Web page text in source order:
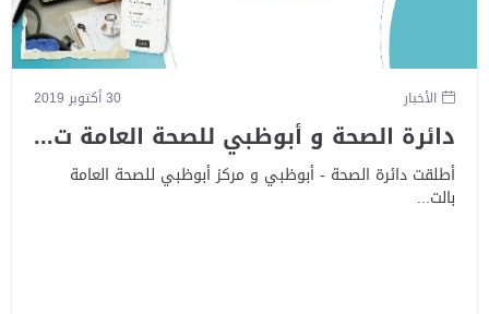
الأخبار 30 أكتوبر 2019
دائرة الصحة و أبوظبي للصحة العامة ت...
أطلقت دائرة الصحة - أبوظبي و مركز أبوظبي للصحة العامة
بالت...